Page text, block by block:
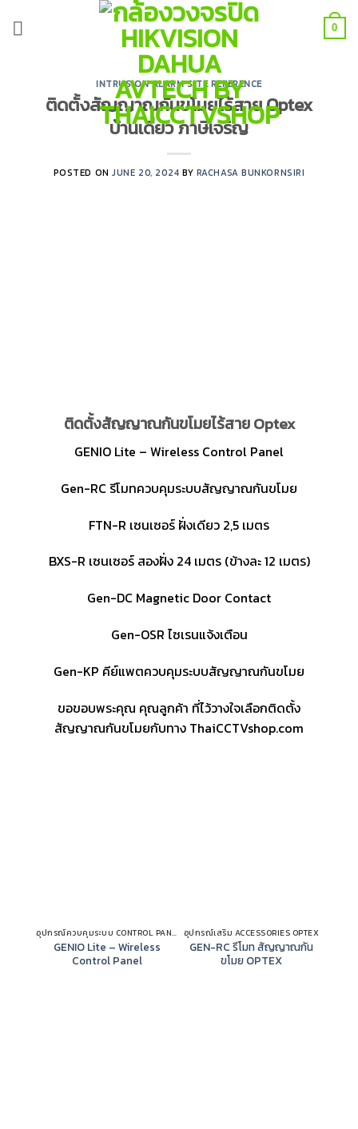
0
INTRUSION ALARM SITE REFERENCE
ติดตั้งสัญญาณกันขโมยไร้สาย Optex
บ้านเดี่ยว ภาษีเจริญ
POSTED ONJUNE 20, 2024 BY RACHASA BUNKORNSIRI
ติดตั้งสัญญาณกันขโมยไร้สาย Optex
GENIO Lite – Wireless Control Panel
Gen-RC รีโมทควบคุมระบบสัญญาณกันขโมย
FTN-R เซนเซอร์ ฝั่งเดียว 2,5 เมตร
BXS-R เซนเซอร์ สองฝั่ง 24 เมตร (ข้างละ 12 เมตร)
Gen-DC Magnetic Door Contact
Gen-OSR ไซเรนแจ้งเตือน
Gen-KP คีย์แพตควบคุมระบบสัญญาณกันขโมย
ขอขอบพระคุณ คุณลูกค้า ที่ไว้วางใจเลือกติดตั้ง
สัญญาณกันขโมยกับทาง ThaiCCTVshop.com
อุปกรณ์ควบคุมระบบ CONTROL PANEL OPTEX
GENIO Lite – Wireless
Control Panel
อุปกรณ์เสริม ACCESSORIES OPTEX
GEN-RC รีโมท สัญญาณกัน
ขโมย OPTEX